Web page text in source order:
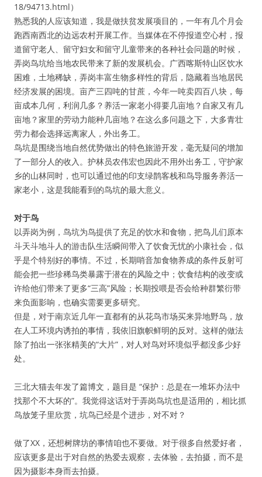
18/94713.html）
熟悉我的人应该知道，我是做扶贫发展项目的，一年有几个月会
跑西南西北的边远农村开展工作。当媒体在不停报道空心村，报
道留守老人、留守妇女和留守儿童带来的各种社会问题的时候，
弄岗鸟坑给当地农民带来了新的发展机会。广西喀斯特山区饮水
困难，土地稀缺，弄岗丰富生物多样性的背后，隐藏着当地居民
经济发展的困境。亩产三四吨的甘蔗，今年一吨卖四百八块，每
亩成本几何，利润几多？养活一家老小得要几亩地？自家又有几
亩地？家里的劳动力能种几亩地？在这么多问题之下，大多青壮
劳力都会选择远离家人，外出务工。
鸟坑是围绕当地自然优势做出的特色旅游开发，毫无疑问的增加
了一部分人的收入。护林员农伟宏也因此不用外出务工，守护家
乡的山林同时，也可以通过他的印支绿鹊客栈和鸟导服务养活一
家老小，这是我能看到的鸟坑的最大意义。
对于鸟
以弄岗为例，鸟坑为鸟提供了充足的饮水和食物，把鸟儿们原本
斗天斗地斗人的游击队生活瞬间带入了饮食无忧的小康社会，似
乎是个特别好的事情。不过，长期哨音加食物养成的条件反射可
能会把一些珍稀鸟类暴露于潜在的风险之中；饮食结构的改变或
许给他们带来了更多“三高”风险；长期投喂是否会给种群繁衍带
来负面影响，也确实需要更多研究。
但是，对于南京近几年一直都有的从花鸟市场买来异地野鸟，放
在人工环境内诱拍的事情，我依旧旗帜鲜明的反对。这样的做法
除了拍出一张张精美的“大片”，对人对鸟对环境似乎都没多少好
处。
三北大猫去年发了篇博文，题目是 “保护：总是在一堆坏办法中
找那个不大坏的”。我觉得这话对于弄岗鸟坑也是适用的，相比抓
鸟放笼子里欣赏，坑鸟已经是个进步，对不对？
做了XX，还想树牌坊的事情咱也不要做。对于很多自然爱好者，
应该更多是出于对自然的热爱去观察，去体验，去拍摄，而不是
因为摄影本身而去拍摄。